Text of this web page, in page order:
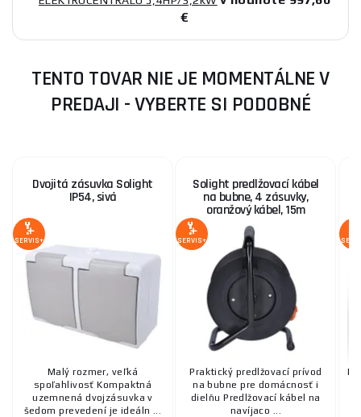
€
TENTO TOVAR NIE JE MOMENTÁLNE V
PREDAJI - VYBERTE SI PODOBNÉ
Dvojitá zásuvka Solight
IP54, sivá
SERVIS+
Malý rozmer, veľká
spoľahlivosť Kompaktná
uzemnená dvojzásuvka v
šedom prevedení je ideáln ...
Solight predlžovací kábel
na bubne, 4 zásuvky,
oranžový kábel, 15m
SERVIS+
Praktický predlžovací prívod
na bubne pre domácnosť i
dielňu Predlžovací kábel na
navíjaco ...